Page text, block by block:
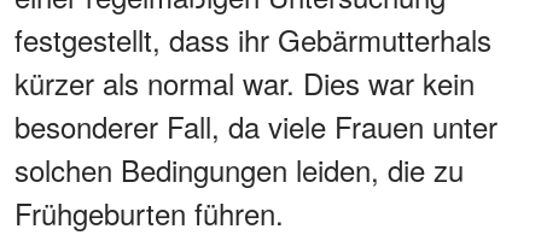
festgestellt, dass ihr Gebärmutterhals
kürzer als normal war. Dies war kein
besonderer Fall, da viele Frauen unter
solchen Bedingungen leiden, die zu
Frühgeburten führen.